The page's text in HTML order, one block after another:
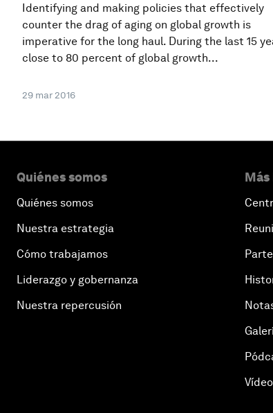
Identifying and making policies that effectively
counter the drag of aging on global growth is
imperative for the long haul. During the last 15
close to 80 percent of global growth...
29 mar 2016
Quiénes somos
Quiénes somos
Nuestra estrategia
Cómo trabajamos
Liderazgo y gobernanza
Nuestra repercusión